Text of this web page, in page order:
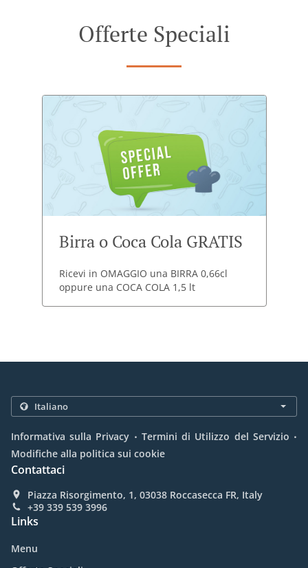
Offerte Speciali
Birra o Coca Cola GRATIS
Ricevi in OMAGGIO una BIRRA 0,66cl
oppure una COCA COLA 1,5 lt
Informativa sulla Privacy . Termini di Utilizzo del Servizio .
Modifiche alla politica sui cookie
Contattaci
Piazza Risorgimento, 1, 03038 Roccasecca FR, Italy
+39 339 539 3996
Links
Menu